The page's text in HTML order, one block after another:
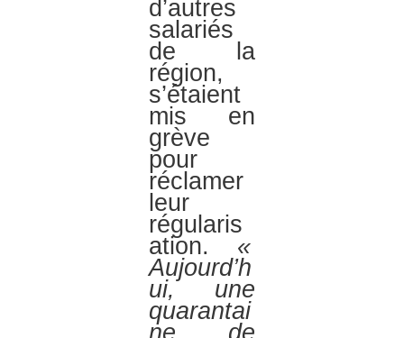
d’autres
salariés
de la
région,
s’étaient
mis en
grève
pour
réclamer
leur
régularis
ation.
«
Aujourd’h
ui, une
quarantai